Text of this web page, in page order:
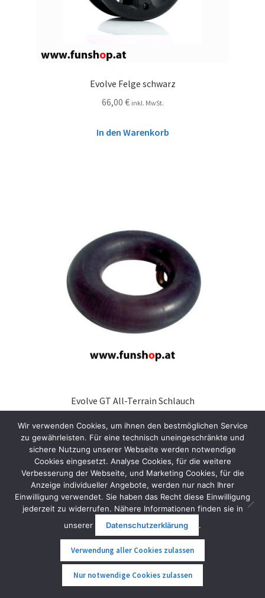
Evolve Felge schwarz
66,00 € inkl. MwSt.
In den Warenkorb
Evolve GT All-Terrain Schlauch
In den Warenkorb
Wir verwenden Cookies, um ihnen den bestmöglichen Service
zu gewährleisten. Für eine technisch uneingeschränkte und
sichere Nutzung unserer Webseite werden notwendige
Cookies eingesetzt. Analyse Cookies, für die weitere
Verbesserung der Webseite, und Marketing Cookies, für die
Anzeige individueller Angebote, werden nur nach Ihrer
Einwilligung verwendet. Sie haben das Recht diese Einwilligung
jederzeit zu widerrufen. Nähere Informationen finden sie in
unserer
Datenschutzerklärung .
Verwendung aller Cookies zulassen
Nur notwendige Cookies zulassen